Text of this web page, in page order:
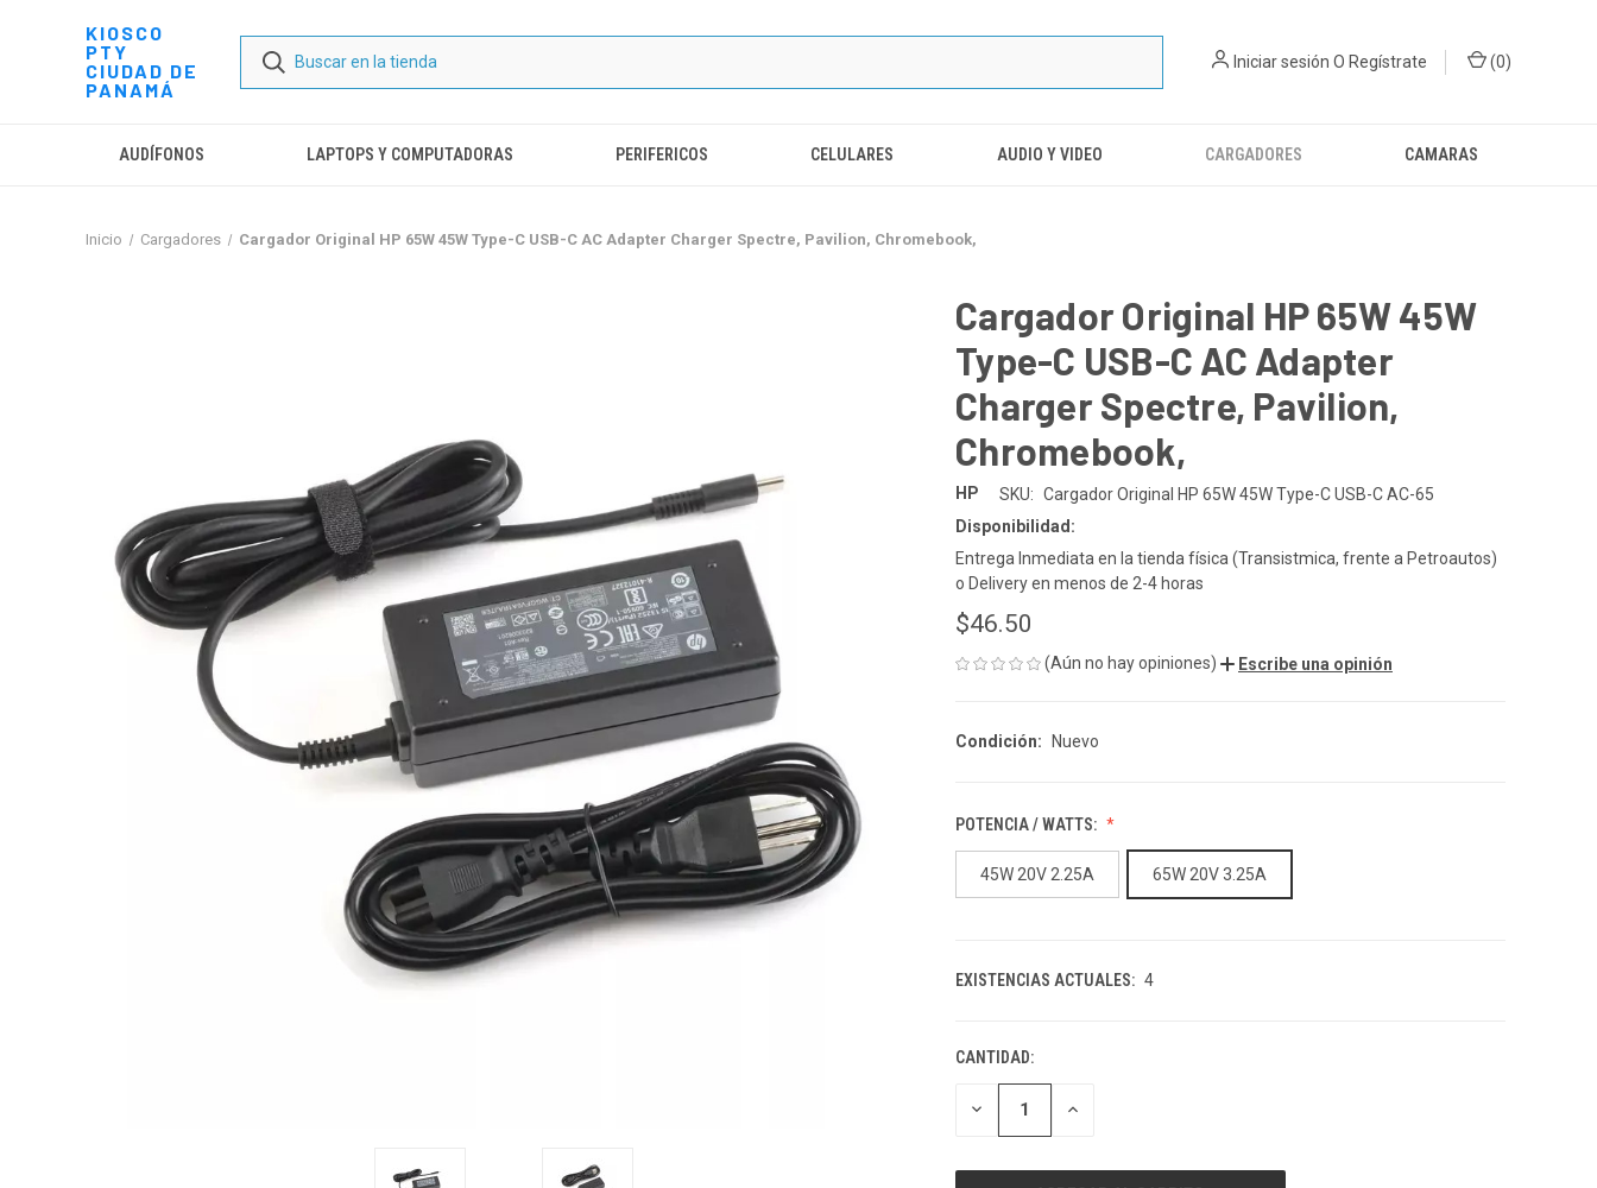
KIOSCO
PTY
CIUDAD DE
PANAMÁ
Iniciar sesión O Regístrate (0)
AUDÍFONOS LAPTOPS Y COMPUTADORAS PERIFERICOS CELULARES AUDIO Y VIDEO CARGADORES CAMARAS
Inicio Cargadores Cargador Original HP 65W 45W Type-C USB-C AC Adapter Charger Spectre, Pavilion, Chromebook,
Cargador Original HP 65W 45W
Type-C USB-C AC Adapter
Charger Spectre, Pavilion,
Chromebook,
HP SKU: Cargador Original HP 65W 45W Type-C USB-C AC-65
Disponibilidad:
Entrega Inmediata en la tienda física (Transistmica, frente a Petroautos)
o Delivery en menos de 2-4 horas
$46.50
(Aún no hay opiniones) Escribe una opinión
Condición: Nuevo
POTENCIA / WATTS:
45W 20V 2.25A 65W 20V 3.25A
EXISTENCIAS ACTUALES: 4
CANTIDAD:
DISMINUIR
CANTIDAD
UNDEFINED
AUMENTAR
UNDEFINED